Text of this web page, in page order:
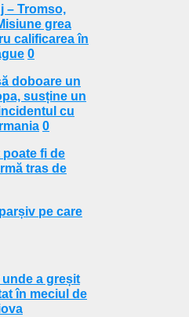
– Tromso,
grea
calificarea în
0
doboare un
susține un
cu
0
poate fi de
tras de
pe care
unde a greșit
în meciul de